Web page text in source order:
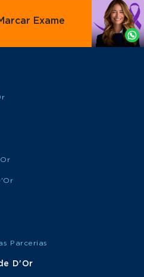
Agende
Whatsapp
Exame
Parcerias
D'Or